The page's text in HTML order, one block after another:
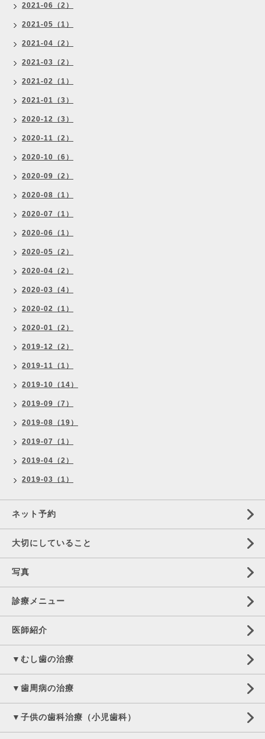
2021-06（2）
2021-05（1）
2021-04（2）
2021-03（2）
2021-02（1）
2021-01（3）
2020-12（3）
2020-11（2）
2020-10（6）
2020-09（2）
2020-08（1）
2020-07（1）
2020-06（1）
2020-05（2）
2020-04（2）
2020-03（4）
2020-02（1）
2020-01（2）
2019-12（2）
2019-11（1）
2019-10（14）
2019-09（7）
2019-08（19）
2019-07（1）
2019-04（2）
2019-03（1）
ネット予約
大切にしていること
写真
診療メニュー
医師紹介
▼むし歯の治療
▼歯周病の治療
▼子供の歯科治療（小児歯科）